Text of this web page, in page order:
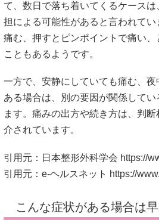
て、数日で落ち着いてくるケース
担による可能性があると言われて
痛む、押すとピンポイントで痛い
こともあるようです。
一方で、安静にしていても痛む、
ある場合は、別の要因が関係して
ます。痛みの出方や続き方は、判
介されています。
引用元：日本整形外科学会 https://
引用元：e-ヘルスネット https://
こんな症状がある場合は